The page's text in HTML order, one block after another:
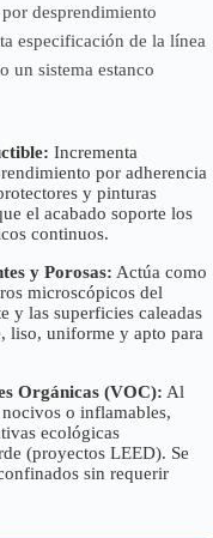
desprendimiento
especificación de la línea
un sistema estanco
Incrementa
por adherencia
y pinturas
el acabado soporte los
continuos.
y Porosas: Actúa como
microscópicos del
y las superficies caleadas
liso, uniforme y apto para
Orgánicas (VOC): Al
o inflamables,
ecológicas
(proyectos LEED). Se
sin requerir